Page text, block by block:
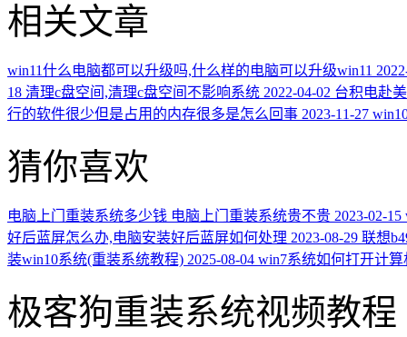
相关文章
win11什么电脑都可以升级吗,什么样的电脑可以升级win11
18 清理c盘空间,清理c盘空间不影响系统 2022-04-02 台积电赴
行的软件很少但是占用的内存很多是怎么回事 2023-11-27
猜你喜欢
电脑上门重装系统多少钱 电脑上门重装系统贵不贵 2023-02-15
好后蓝屏怎么办,电脑安装好后蓝屏如何处理 2023-08-29 联想
装win10系统(重装系统教程) 2025-08-04 win7系统如何打开计
极客狗重装系统视频教程